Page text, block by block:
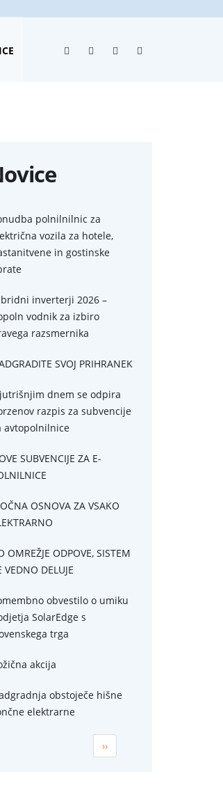
polnilnilnic za
vozila za hotele,
in gostinske
inverterji 2026 –
vodnik za izbiro
razsmernika
SVOJ PRIHRANEK
dnem se odpira
razpis za subvencije
avtopolnilnice
SUBVENCIJE ZA E-
OSNOVA ZA VSAKO
OMREŽJE ODPOVE, SISTEM
VEDNO DELUJE
obvestilo o umiku
SolarEdge s
trga
akcija
obstoječe hišne
elektrarne
Naslednja
stran
››